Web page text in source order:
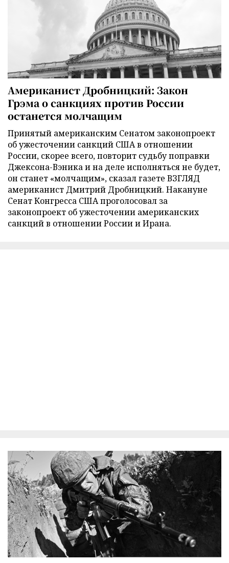
Американист Дробницкий: Закон
Грэма о санкциях против России
останется молчащим
Принятый американским Сенатом законопроект
об ужесточении санкций США в отношении
России, скорее всего, повторит судьбу поправки
Джексона-Вэника и на деле исполняться не будет,
он станет «молчащим», сказал газете ВЗГЛЯД
американист Дмитрий Дробницкий. Накануне
Сенат Конгресса США проголосовал за
законопроект об ужесточении американских
санкций в отношении России и Ирана.